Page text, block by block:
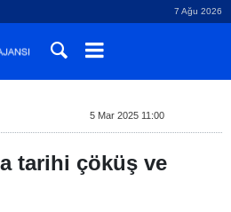
7 Ağu 2026
5 Mar 2025 11:00
tarihi çöküş ve